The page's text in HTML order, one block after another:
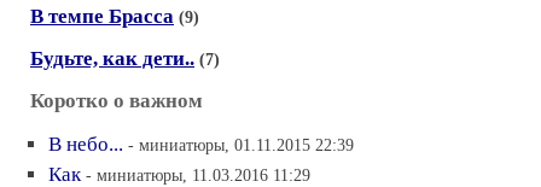
В темпе Брасса (9)
Будьте, как дети.. (7)
Коротко о важном
В небо... - миниатюры, 01.11.2015 22:39
Как - миниатюры, 11.03.2016 11:29